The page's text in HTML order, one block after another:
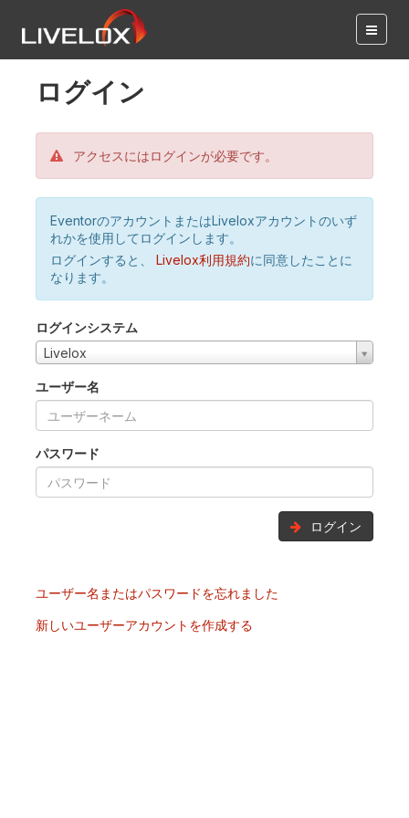
ログイン
アクセスにはログインが必要です。
EventorのアカウントまたはLiveloxアカウントのいず
れかを使用してログインします。
ログインすると、
Livelox利用規約に同意したことに
なります。
ログインシステム
Livelox
ユーザー名
パスワード
ログイン
ユーザー名またはパスワードを忘れました
新しいユーザーアカウントを作成する